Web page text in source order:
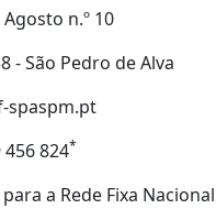
Agosto n.º 10
- São Pedro de Alva
spaspm.pt
456 824*
a Rede Fixa Nacional